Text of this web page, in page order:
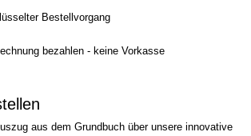
Bestellvorgang
bezahlen - keine Vorkasse
aus dem Grundbuch über unsere innovative